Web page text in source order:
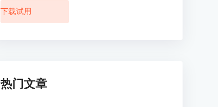
下载试用
热门文章